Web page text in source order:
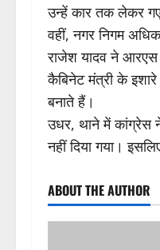
उन्हें कार तक लेकर
वहीं, नगर निगम
राजेश यादव ने आरएस
कैबिनेट मंत्री के इशारे
बनाते हैं।
उधर, थाने में कांग्रेस
नहीं दिया गया।
ABOUT THE AUTHOR